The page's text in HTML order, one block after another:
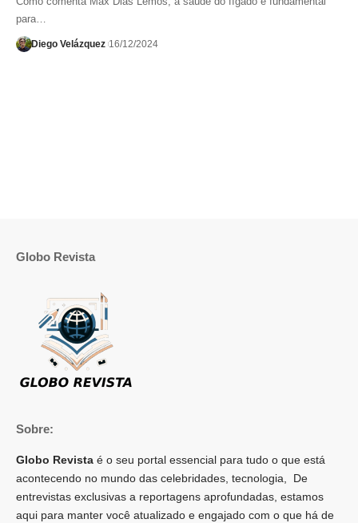
para…
Diego Velázquez 16/12/2024
Globo Revista
Sobre:
Globo Revista é o seu portal essencial para tudo o que está
acontecendo no mundo das celebridades, tecnologia, De
entrevistas exclusivas a reportagens aprofundadas, estamos
aqui para manter você atualizado e engajado com o que há de